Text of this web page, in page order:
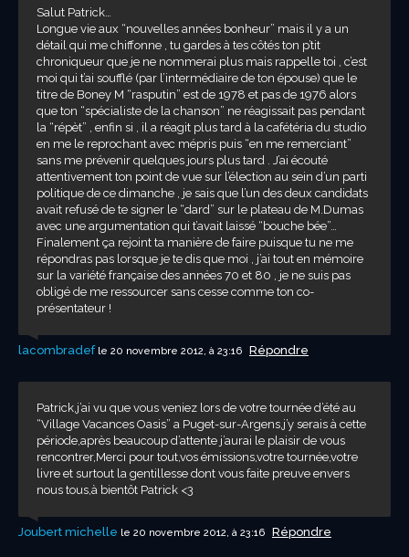
Salut Patrick…
Longue vie aux “nouvelles années bonheur” mais il y a un
détail qui me chiffonne , tu gardes à tes côtés ton p’tit
chroniqueur que je ne nommerai plus mais rappelle toi , c’est
moi qui t’ai soufflé (par l’intermédiaire de ton épouse) que le
titre de Boney M “rasputin” est de 1978 et pas de 1976 alors
que ton “spécialiste de la chanson” ne réagissait pas pendant
la “répèt” , enfin si , il a réagit plus tard à la cafétéria du studio
en me le reprochant avec mépris puis “en me remerciant”
sans me prévenir quelques jours plus tard . J’ai écouté
attentivement ton point de vue sur l’élection au sein d’un parti
politique de ce dimanche , je sais que l’un des deux candidats
avait refusé de te signer le “dard” sur le plateau de M.Dumas
avec une argumentation qui t’avait laissé “bouche bée”…
Finalement ça rejoint ta manière de faire puisque tu ne me
répondras pas lorsque je te dis que moi , j’ai tout en mémoire
sur la variété française des années 70 et 80 , je ne suis pas
obligé de me ressourcer sans cesse comme ton co-
présentateur !
lacombradef le 20 novembre 2012, à 23:16 Répondre
Patrick,j’ai vu que vous veniez lors de votre tournée d’été au
“Village Vacances Oasis” a Puget-sur-Argens,j’y serais à cette
période,après beaucoup d’attente j’aurai le plaisir de vous
rencontrer,Merci pour tout,vos émissions,votre tournée,votre
livre et surtout la gentillesse dont vous faite preuve envers
nous tous,à bientôt Patrick <3
Joubert michelle le 20 novembre 2012, à 23:16 Répondre